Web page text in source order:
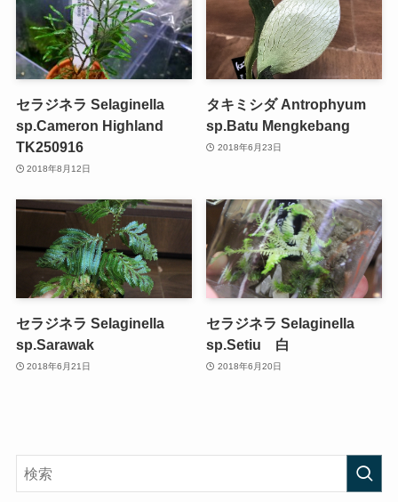
セラジネラ Selaginella
sp.Cameron Highland
TK250916
2018年8月12日
タキミシダ Antrophyum
sp.Batu Mengkebang
2018年6月23日
セラジネラ Selaginella
sp.Sarawak
2018年6月21日
セラジネラ Selaginella
sp.Setiu 白
2018年6月20日